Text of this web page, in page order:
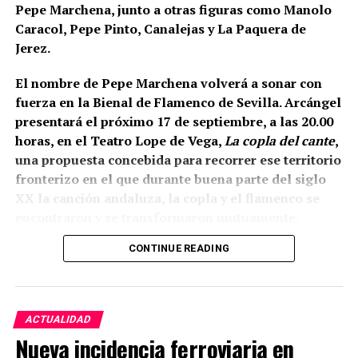
barbacana.Entre ambas estructuras se fueron
colocando rellenos de tierra separados por
tongadas de cal hasta conformar la liza,
nivel del mar.
Pepe Marchena, junto a otras figuras como Manolo
Caracol, Pepe Pinto, Canalejas y La Paquera de
Jerez.
El nombre de Pepe Marchena volverá a sonar con
fuerza en la Bienal de Flamenco de Sevilla. Arcángel
presentará el próximo 17 de septiembre, a las 20.00
horas, en el Teatro Lope de Vega,La copla del cante,
una propuesta concebida para recorrer ese territorio
fronterizo en el que durante buena parte del siglo
XX la canción andaluza, la copla y el flamenco se
La propia organización ha definido el espectáculo
entre flamenco y copla, pero existe un dato
especialmente relevante para Marchena: el
repertorio está inspirado expresamente en
Marchena, Caracol, Pepe Pinto, Canalejas y La
CONTINUE READING
ACTUALIDAD
Nueva incidencia ferroviaria en